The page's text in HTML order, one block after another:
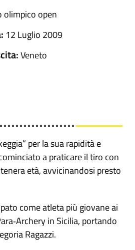
olimpico open
12 Luglio 2009
Veneto
per la sua rapidità e
a praticare il tiro con
età, avvicinandosi presto
come atleta più giovane ai
in Sicilia, portando
Ragazzi.